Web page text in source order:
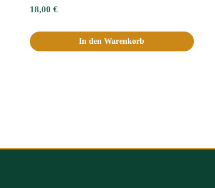
18,00 €
In den Warenkorb